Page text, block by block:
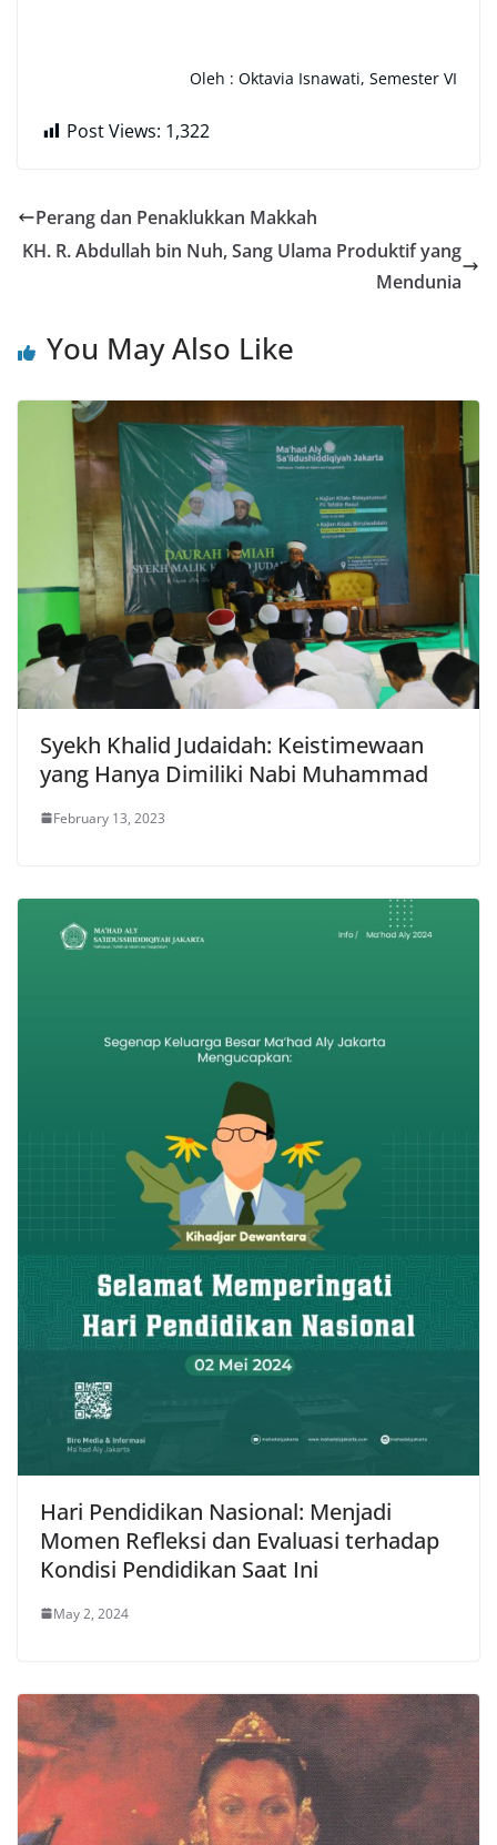
Oleh : Oktavia Isnawati, Semester VI
Post Views: 1,322
Perang dan Penaklukkan Makkah
KH. R. Abdullah bin Nuh, Sang Ulama Produktif yang
Mendunia
You May Also Like
Syekh Khalid Judaidah: Keistimewaan
yang Hanya Dimiliki Nabi Muhammad
February 13, 2023
Hari Pendidikan Nasional: Menjadi
Momen Refleksi dan Evaluasi terhadap
Kondisi Pendidikan Saat Ini
May 2, 2024